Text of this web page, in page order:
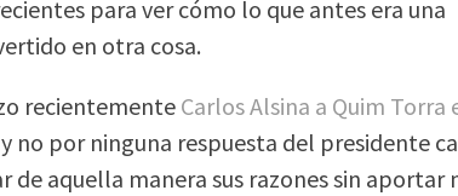
para ver cómo lo que antes era una
en otra cosa.
recientementeCarlos Alsina a Quim Torra
no por ninguna respuesta del presidente
de aquella manera sus razones sin aportar